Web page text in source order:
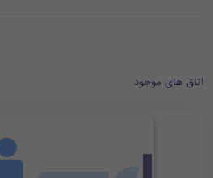
اتاق های موجود